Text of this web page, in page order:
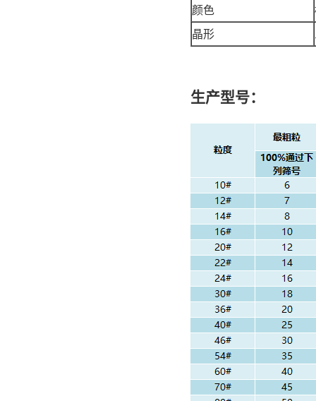
颜色
晶形
生产型号：